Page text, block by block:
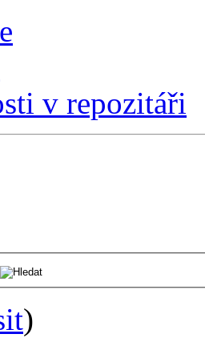
v repozitáři
)